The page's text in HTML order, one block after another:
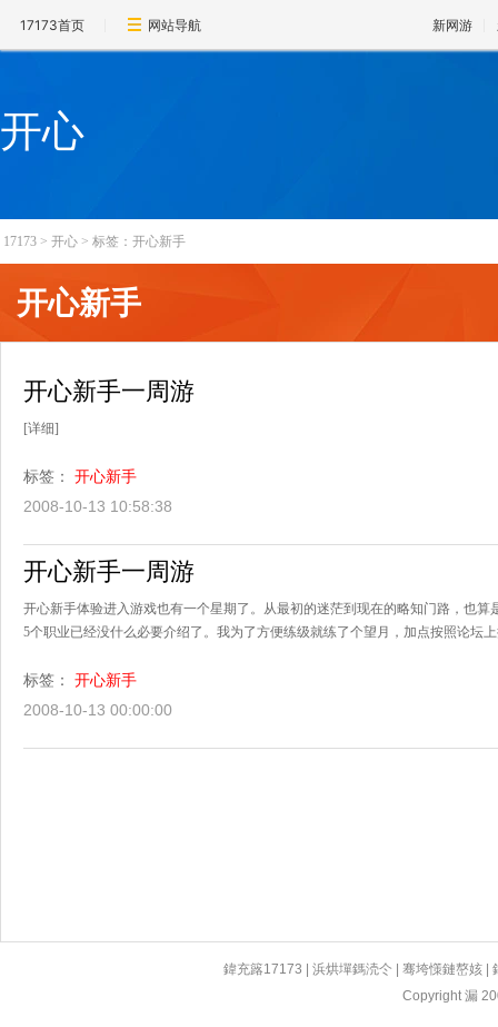
17173首页 网站导航 新网游
开心
17173 > 开心 > 标签：开心新手
开心新手
开心新手一周游
[详细]
标签： 开心新手
2008-10-13 10:58:38
开心新手一周游
开心新手体验进入游戏也有一个星期了。从最初的迷茫到现在的略知门路，也
5个职业已经没什么必要介绍了。我为了方便练级就练了个望月，加点按照论坛
标签： 开心新手
2008-10-13 00:00:00
鍏充簬17173 |浜烘墠鎷涜仒 |骞垮憡鏈嶅姟 |
Copyright 漏